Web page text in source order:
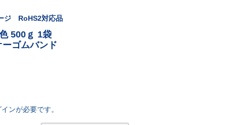
ジ RoHS2対応品
500ｇ 1袋
ゴムバンド
ンが必要です。